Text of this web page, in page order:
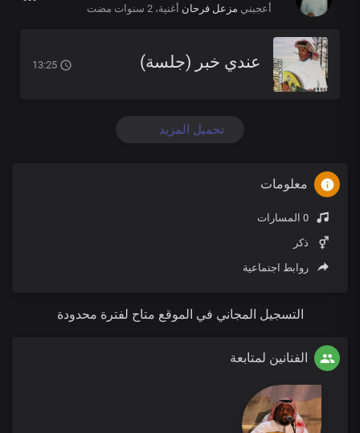
أعجبني مزعل فرحان أغنية، 2 سنوات مضت
عندي خبر (جلسة)
تحميل المزيد
معلومات
ذكر
روابط اجتماعية
التسجيل المجاني في الموقع متاح لفترة محدودة
الفنانين لمتابعة